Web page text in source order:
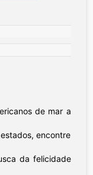
de mar a
encontre
da felicidade